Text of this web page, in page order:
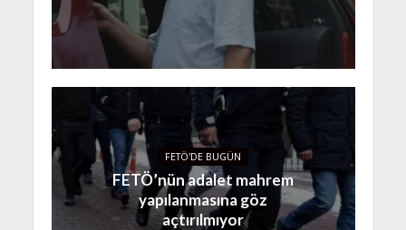
FETÖ'DE BUGÜN
FETÖ’nün adalet mahrem
yapılanmasına göz
açtırılmıyor